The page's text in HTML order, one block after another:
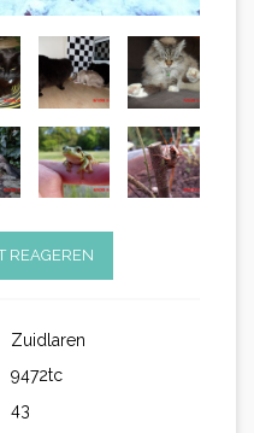
REAGEREN
Zuidlaren
9472tc
43